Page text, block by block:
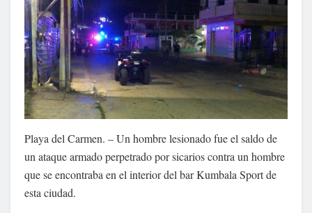
Playa del Carmen. – Un hombre lesionado fue el saldo de
un ataque armado perpetrado por sicarios contra un hombre
que se encontraba en el interior del bar Kumbala Sport de
esta ciudad.